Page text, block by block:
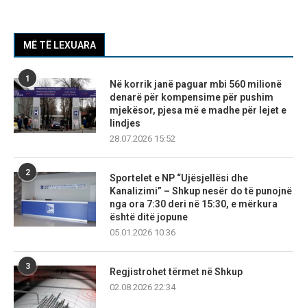
MË TË LEXUARA
1
Në korrik janë paguar mbi 560 milionë
denarë për kompensime për pushim
mjekësor, pjesa më e madhe për lejet e
lindjes
28.07.2026 15:52
2
Sportelet e NP “Ujësjellësi dhe
Kanalizimi” – Shkup nesër do të punojnë
nga ora 7:30 deri në 15:30, e mërkura
është ditë jopune
05.01.2026 10:36
3
Regjistrohet tërmet në Shkup
02.08.2026 22:34